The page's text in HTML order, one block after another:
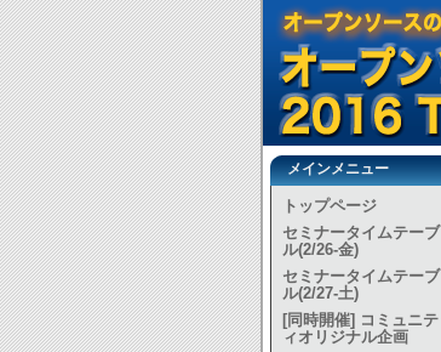
メインメニュー
トップページ
セミナータイムテーブ
ル(2/26-金)
セミナータイムテーブ
ル(2/27-土)
[同時開催] コミュニテ
ィオリジナル企画